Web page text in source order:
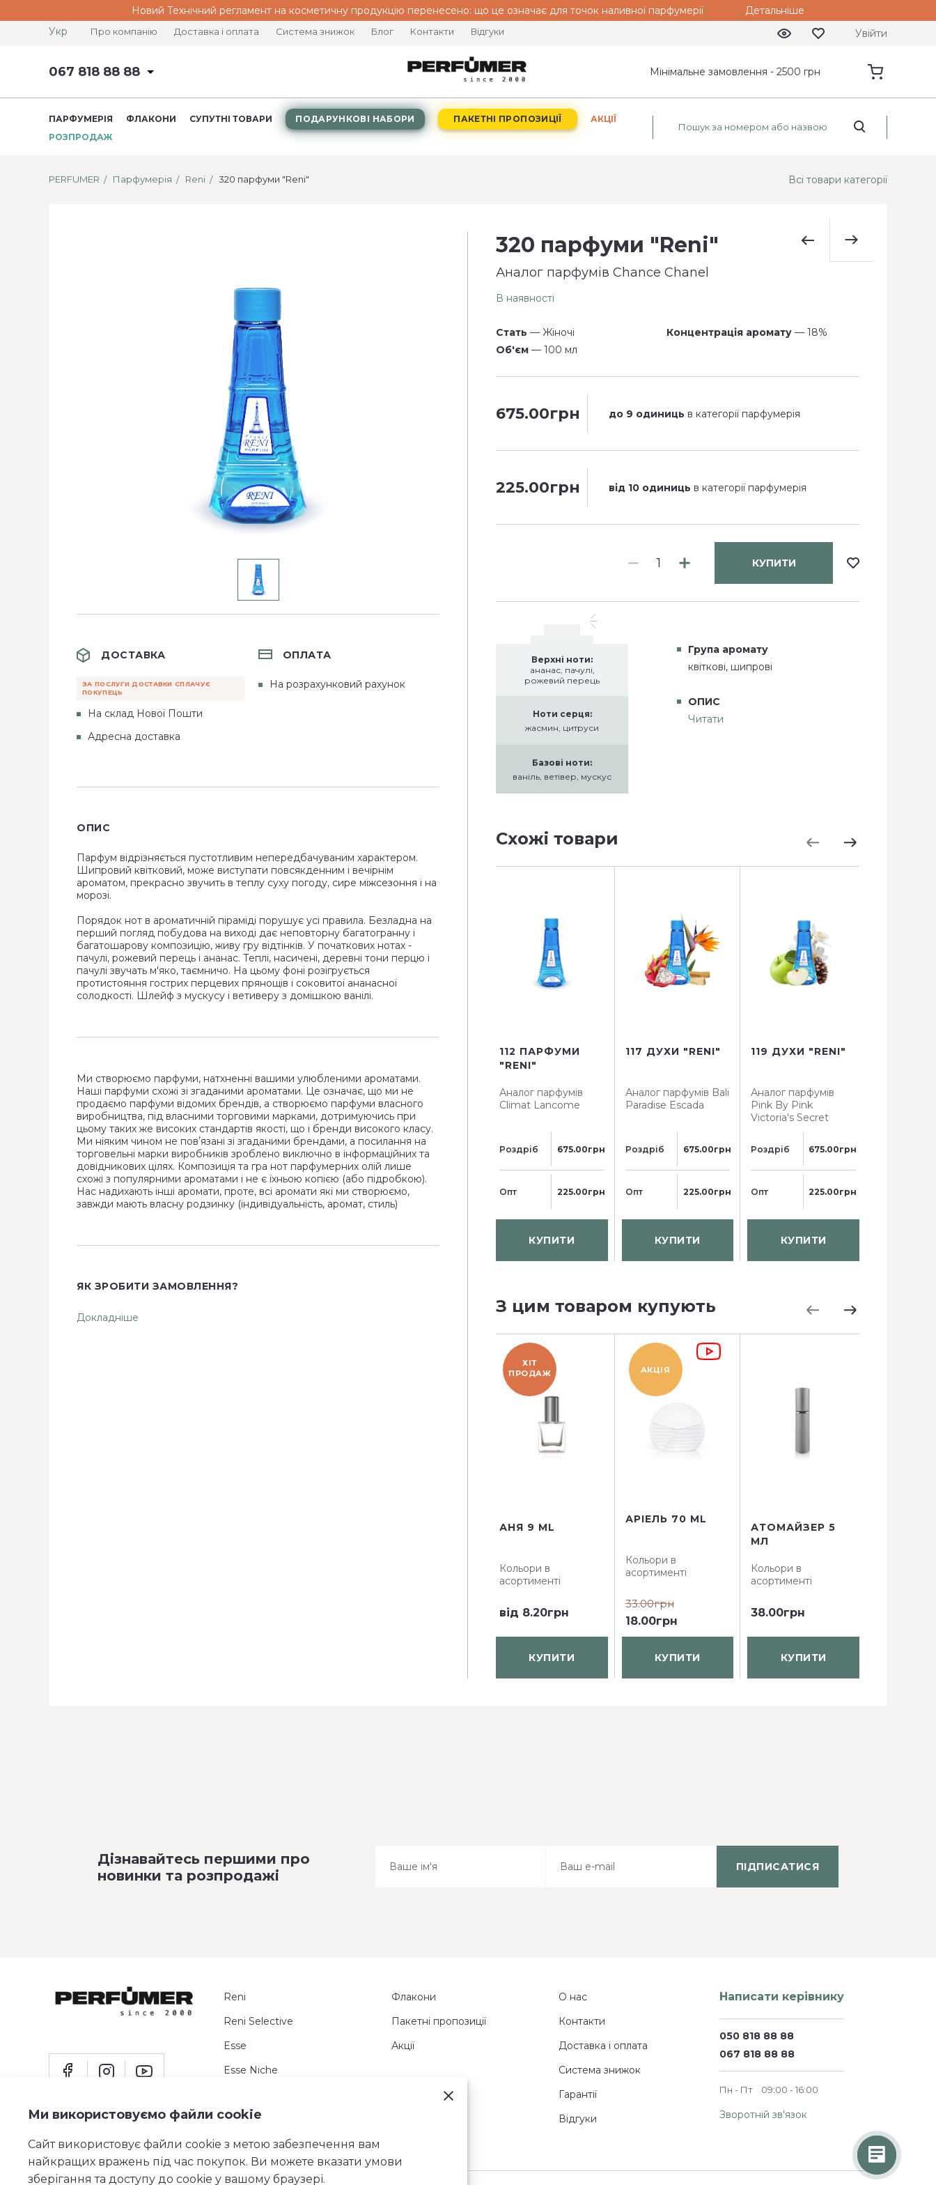
Новий Технічний регламент на косметичну продукцію перенесено: що це означає для точок наливної парфумерії
Детальніше
Укр
Про компанію Доставка і оплата Система знижок Блог Контакти Відгуки Увійти
067 818 88 88 Мінімальне замовлення - 2500 грн
ПАРФУМЕРІЯ ФЛАКОНИ СУПУТНІ ТОВАРИ ПОДАРУНКОВІ НАБОРИ ПАКЕТНІ ПРОПОЗИЦІЇ
АКЦІЇ
РОЗПРОДАЖ
PERFUMER Парфумерія Reni 320 парфуми "Reni" Всі товари категорії
ДОСТАВКА
ЗА ПОСЛУГИ ДОСТАВКИ СПЛАЧУЄ
ПОКУПЕЦЬ
На склад Нової Пошти
Адресна доставка
ОПЛАТА
На розрахунковий рахунок
ОПИС
Парфум відрізняється пустотливим непередбачуваним характером.
Шипровий квітковий, може виступати повсякденним і вечірнім
ароматом, прекрасно звучить в теплу суху погоду, сире міжсезоння і на
морозі.
Порядок нот в ароматичній піраміді порушує усі правила. Безладна на
перший погляд побудова на виході дає неповторну багатогранну і
багатошарову композицію, живу гру відтінків. У початкових нотах -
пачулі, рожевий перець і ананас. Теплі, насичені, деревні тони перцю і
пачулі звучать м'яко, таємничо. На цьому фоні розігрується
протистояння гострих перцевих прянощів і соковитої ананасної
солодкості. Шлейф з мускусу і ветиверу з домішкою ванілі.
Ми створюємо парфуми, натхненні вашими улюбленими ароматами.
Наші парфуми схожі зі згаданими ароматами. Це означає, що ми не
продаємо парфуми відомих брендів, а створюємо парфуми власного
виробництва, під власними торговими марками, дотримуючись при
цьому таких же високих стандартів якості, що і бренди високого класу.
Ми ніяким чином не повʼязані зі згаданими брендами, а посилання на
торговельні марки виробників зроблено виключно в інформаційних та
довідникових цілях. Композиція та гра нот парфумерних олій лише
схожі з популярними ароматами і не є їхньою копією (або підробкою).
Нас надихають інші аромати, проте, всі аромати які ми створюємо,
завжди мають власну родзинку (індивідуальність, аромат, стиль)
ЯК ЗРОБИТИ ЗАМОВЛЕННЯ?
Докладніше
320 парфуми "Reni"
Аналог парфумів Chance Chanel
В наявності
Стать
— Жіночі
Об'єм
— 100 мл
Концентрація аромату — 18%
675.00грн до 9 одиниць в категорії парфумерія
225.00грн від 10 одиниць в категорії парфумерія
КУПИТИ
Верхні ноти:
ананас, пачулі,
рожевий перець
Ноти серця:
жасмин, цитруси
Базові ноти:
ваніль, ветівер, мускус
Група аромату
квіткові, шипрові
ОПИС
Читати
Схожі товари
112 ПАРФУМИ
"RENI"
Аналог парфумів
Climat Lancome
Роздріб 675.00грн
Опт 225.00грн
КУПИТИ
117 ДУХИ "RENI"
Аналог парфумів Bali
Paradise Escada
Роздріб 675.00грн
Опт 225.00грн
КУПИТИ
119 ДУХИ "RENI"
Аналог парфумів
Pink By Pink
Victoria's Secret
Роздріб 675.00грн
Опт 225.00грн
КУПИТИ
З цим товаром купують
ХІТ
ПРОДАЖ
АНЯ 9 ML
Кольори в
асортименті
від 8.20грн
КУПИТИ
АКЦІЯ
АРІЕЛЬ 70 ML
Кольори в
асортименті
33.00грн
18.00грн
КУПИТИ
АТОМАЙЗЕР 5
МЛ
Кольори в
асортименті
38.00грн
КУПИТИ
Дізнавайтесь першими про
новинки та розпродажі
ПІДПИСАТИСЯ
Reni
Reni Selective
Esse
Esse Niche
Флакони
Пакетні пропозиції
Акції
О нас
Контакти
Доставка і оплата
Система знижок
Гарантії
Відгуки
Написати керівнику
050 818 88 88
067 818 88 88
Пн - Пт 09:00 - 16:00
Зворотній зв'язок
Ми використовуємо файли cookie
Сайт використовує файли cookie з метою забезпечення вам
найкращих вражень під час покупок. Ви можете вказати умови
зберігання та доступу до cookie у вашому браузері.